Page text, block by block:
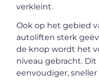
verkleint.
Ook op het gebied
autoliften sterk
de knop wordt het
niveau gebracht.
eenvoudiger,